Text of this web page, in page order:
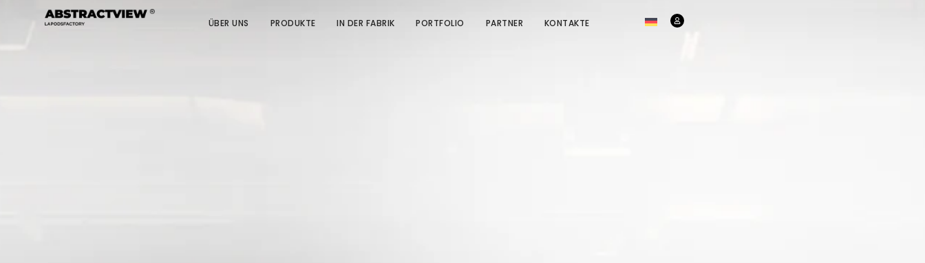
ÜBER UNS PRODUKTE IN DER FABRIK PORTFOLIO PARTNER KONTAKTE